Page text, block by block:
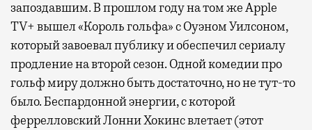
запоздавшим. В прошлом году на том же Apple
TV+ вышел «Король гольфа» с Оуэном Уилсоном,
который завоевал публику и обеспечил сериалу
продление на второй сезон. Одной комедии про
гольф миру должно быть достаточно, но не тут-то
было. Беспардонной энергии, с которой
феррелловский Лонни Хокинс влетает (этот